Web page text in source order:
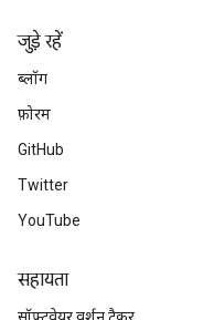
जुड़े रहें
ब्लॉग
फ़ोरम
GitHub
Twitter
YouTube
सहायता